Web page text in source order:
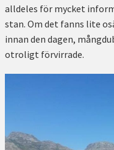
alldeles för mycket
stan. Om det fanns lite
innan den dagen,
otroligt förvirrade.